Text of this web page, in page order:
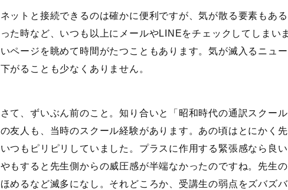
ネットと接続できるのは確かに便利ですが、気が散る要素もあ
った時など、いつも以上にメールやLINEをチェックしてしまい
いページを眺めて時間がたつこともあります。気が滅入るニュ
下がることも少なくありません。
さて、ずいぶん前のこと。知り合いと「昭和時代の通訳スクー
の友人も、当時のスクール経験があります。あの頃はとにかく
いつもピリピリしていました。プラスに作用する緊張感なら良
やもすると先生側からの威圧感が半端なかったのですね。先生
ほめるなど滅多になし。それどころか、受講生の弱点をズバズ